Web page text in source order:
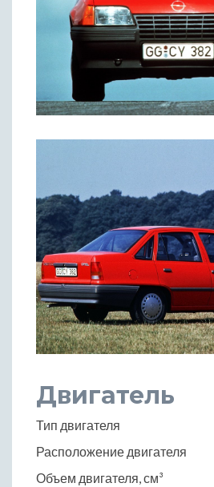
Двигатель
Тип двигателя
Расположение двигателя
Объем двигателя, см³